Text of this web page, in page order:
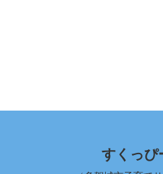
すくっぴ